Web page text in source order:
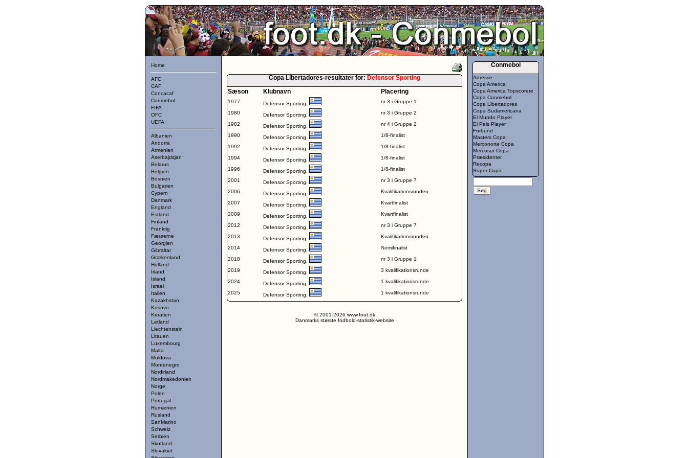
Home
AFC
CAF
Concacaf
Conmebol
FIFA
OFC
UEFA
Albanien
Andorra
Armenien
Aserbajdsjan
Belarus
Belgien
Bosnien
Bulgarien
Cypern
Danmark
England
Estland
Finland
Frankrig
Færøerne
Georgien
Gibraltar
Grækenland
Holland
Irland
Island
Israel
Italien
Kazakhstan
Kosovo
Kroatien
Letland
Liechtenstein
Litauen
Luxembourg
Malta
Moldova
Montenegro
Nordirland
Nordmakedonien
Norge
Polen
Portugal
Rumænien
Rusland
SanMarino
Schweiz
Serbien
Skotland
Slovakiet
Copa Libertadores-resultater for: Defensor Sporting
Sæson
Klubnavn Placering
1977 Defensor Sporting,
nr 3 i Gruppe 1
1980
Defensor Sporting,
nr 3 i Gruppe 2
1982
Defensor Sporting,
nr 4 i Gruppe 2
1990
Defensor Sporting,
1/8-finalist
1992
Defensor Sporting,
1/8-finalist
1994
Defensor Sporting,
1/8-finalist
1996
Defensor Sporting,
1/8-finalist
2001
Defensor Sporting,
nr 3 i Gruppe 7
2006
Defensor Sporting,
Kvalifikationsrunden
2007
Defensor Sporting,
Kvartfinalist
2009
Defensor Sporting,
Kvartfinalist
2012
Defensor Sporting,
nr 3 i Gruppe 7
2013
Defensor Sporting,
Kvalifikationsrunden
2014
Defensor Sporting,
Semifinalist
2018
Defensor Sporting,
nr 3 i Gruppe 1
2019
Defensor Sporting,
3 kvalifikationsrunde
2024
Defensor Sporting,
1 kvalifikationsrunde
2025
Defensor Sporting, 1 kvalifikationsrunde
© 2001-2026 www.foot.dk
Danmarks største fodbold-statistik-website
Conmebol
Adresse
Copa America
Copa America Topscorere
Copa Conmebol
Copa Libertadores
Copa Sudamericana
El Mundo Player
El Pais Player
Forbund
Masters Copa
Merconorte Copa
Mercosur Copa
Præsidenter
Recopa
Super Copa